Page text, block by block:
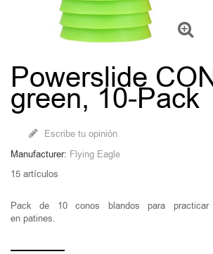
Powerslide
green, 10-Pack
Escribe tu opinión
Manufacturer: Flying Eagle
15 artículos
Pack de 10 conos blandos para
en patines.